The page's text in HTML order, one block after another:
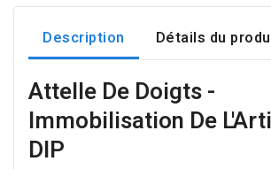
Description Détails du
Attelle De Doigts -
Immobilisation De
DIP